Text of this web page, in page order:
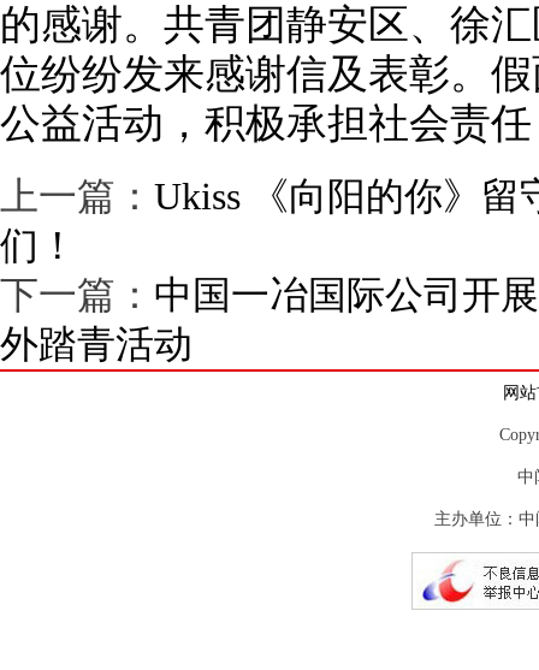
的感谢。共青团静安区、徐
位纷纷发来感谢信及表彰。
公益活动，积极承担社会责
上一篇： Ukiss 《向阳的你》
们！
下一篇： 中国一冶国际公司开
外踏青活动
网
中
主办单位：